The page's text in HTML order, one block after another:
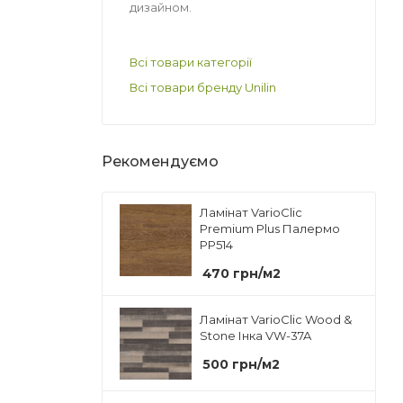
дизайном.
Всі товари категорії
Всі товари бренду Unilin
Рекомендуємо
Ламінат VarioClic
Premium Plus Палермо
PP514
470 грн/м2
Ламінат VarioClic Wood &
Stone Інка VW-37A
500 грн/м2